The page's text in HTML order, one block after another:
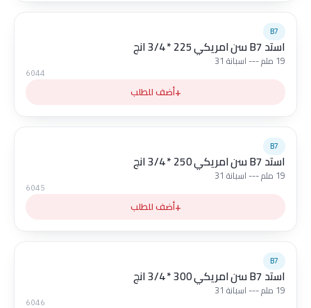
B7
استد B7 سن امريكي 225 * 3/4 انج
19 ملم --- اسبانة 31
6044
+أضف للطلب
B7
استد B7 سن امريكي 250 * 3/4 انج
19 ملم --- اسبانة 31
6045
+أضف للطلب
B7
استد B7 سن امريكي 300 * 3/4 انج
19 ملم --- اسبانة 31
6046